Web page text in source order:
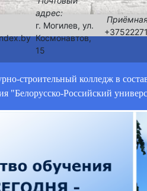
адрес:
г. Могилев, ул.
Космонавтов,
15
строительный колледж в
"Белорусско-Российский